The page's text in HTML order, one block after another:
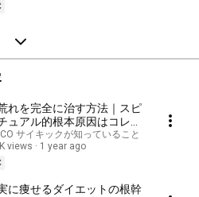
れを完全に治す方法｜スピ
ュアル的根本原因はコレ！
たの肌は即効きれいになる
サイキックが知っていること
views
1 year ago
に痩せるダイエットの根幹